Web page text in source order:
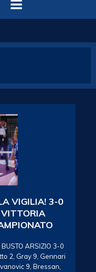
VIGILIA! 3-0
VITTORIA
BUSTO ARSIZIO 3-0
2, Gray 9, Gennari
9, Bressan,